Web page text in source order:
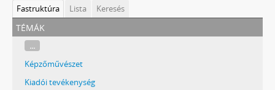
Fastruktúra Lista Keresés
témák
...
Képzőművészet
Kiadói tevékenység